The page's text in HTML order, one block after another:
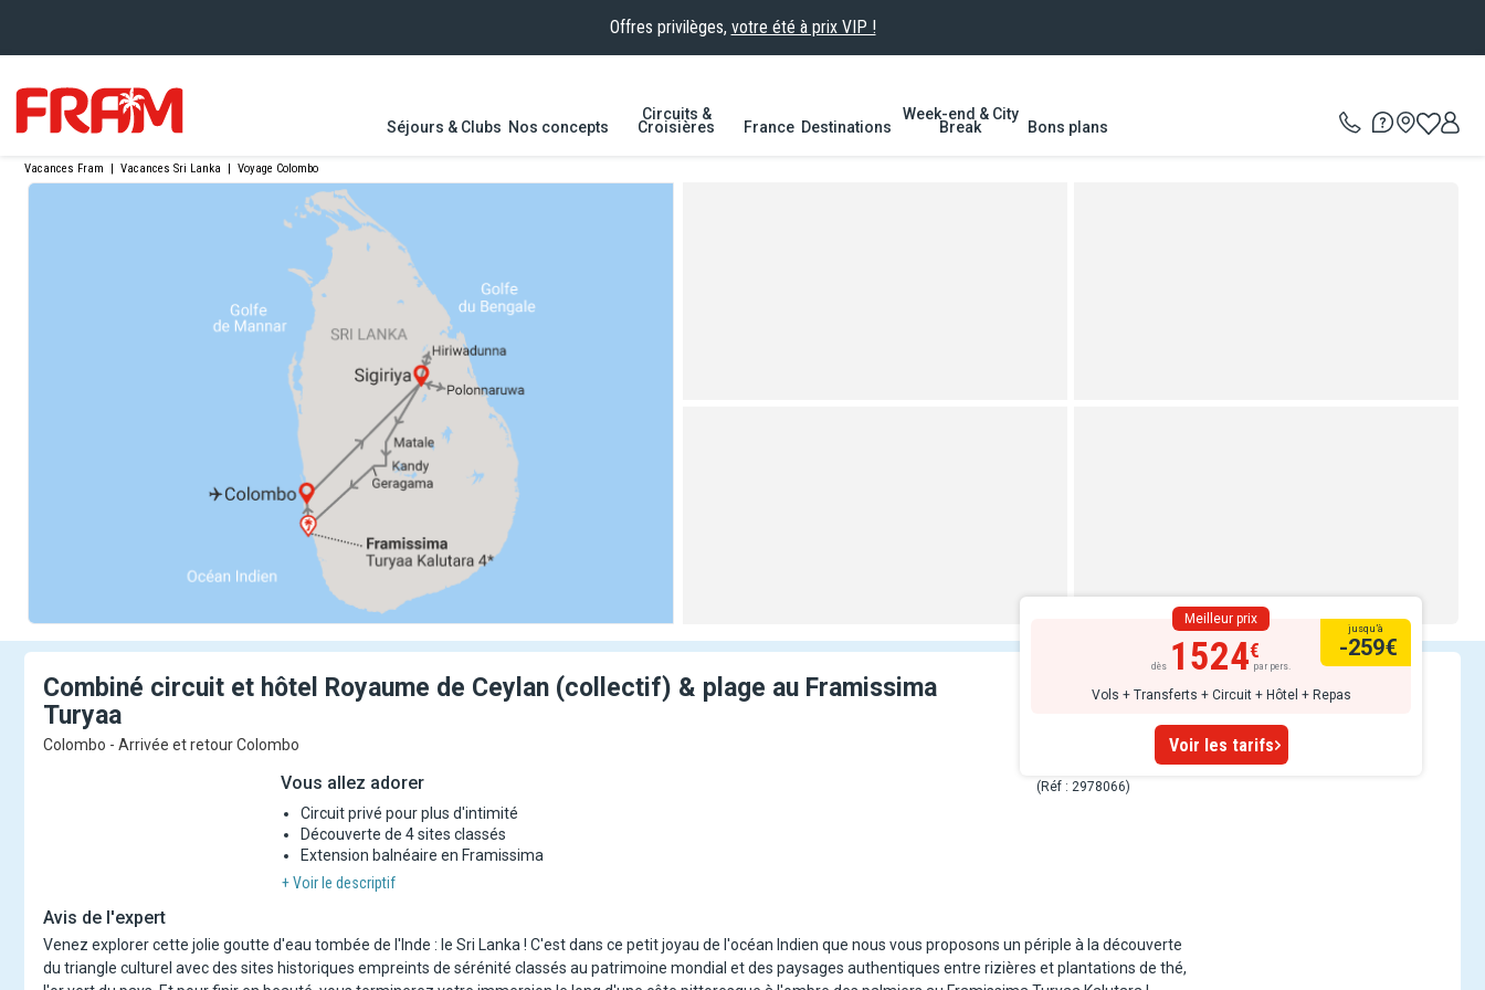
Offres privilèges, votre été à prix VIP !
Séjours & Clubs Nos concepts
Circuits &
Croisières France Destinations
Week-end & City
Break Bons plans
Vacances Fram | Vacances Sri Lanka | Voyage Colombo
Meilleur prix
dès 1524 par pers.
Vols + Transferts + Circuit + Hôtel + Repas
jusqu’à
-259€
Voir les tarifs
(Réf : 2978066)
Combiné circuit et hôtel Royaume de Ceylan (collectif) & plage au Framissima
Turyaa
Colombo - Arrivée et retour Colombo
Vous allez adorer
Circuit privé pour plus d'intimité
Découverte de 4 sites classés
Extension balnéaire en Framissima
+ Voir le descriptif
Avis de l'expert
Venez explorer cette jolie goutte d'eau tombée de l'Inde : le Sri Lanka ! C'est dans ce petit joyau de l'océan Indien que nous vous proposons un périple à la découverte
du triangle culturel avec des sites historiques empreints de sérénité classés au patrimoine mondial et des paysages authentiques entre rizières et plantations de thé,